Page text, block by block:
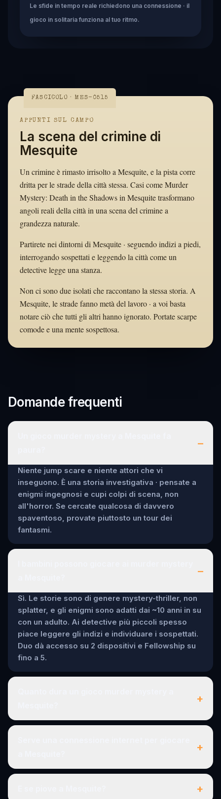
Le sfide in tempo reale richiedono una connessione · il
gioco in solitaria funziona al tuo ritmo.
FASCICOLO · MES-0515
APPUNTI SUL CAMPO
La scena del crimine di
Mesquite
Un crimine è rimasto irrisolto a Mesquite, e la pista corre
dritta per le strade della città stessa. Casi come Murder
Mystery: Death in the Shadows in Mesquite trasformano
angoli reali della città in una scena del crimine a
grandezza naturale.
Partirete nei dintorni di Mesquite · seguendo indizi a piedi,
interrogando sospettati e leggendo la città come un
detective legge una stanza.
Non ci sono due isolati che raccontano la stessa storia. A
Mesquite, le strade fanno metà del lavoro · a voi basta
notare ciò che tutti gli altri hanno ignorato. Portate scarpe
comode e una mente sospettosa.
Domande frequenti
–
Niente jump scare e niente attori che vi
inseguono. È una storia investigativa · pensate a
enigmi ingegnosi e cupi colpi di scena, non
all'horror. Se cercate qualcosa di davvero
spaventoso, provate piuttosto un tour dei
fantasmi.
–
Sì. Le storie sono di genere mystery-thriller, non
splatter, e gli enigmi sono adatti dai ~10 anni in su
con un adulto. Ai detective più piccoli spesso
piace leggere gli indizi e individuare i sospettati.
Duo dà accesso su 2 dispositivi e Fellowship su
fino a 5.
+
+
+